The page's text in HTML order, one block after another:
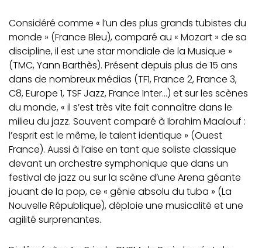
Considéré comme « l’un des plus grands tubistes du
monde » (France Bleu), comparé au « Mozart » de sa
discipline, il est une star mondiale de la Musique »
(TMC, Yann Barthès). Présent depuis plus de 15 ans
dans de nombreux médias (TF1, France 2, France 3,
C8, Europe 1, TSF Jazz, France Inter…) et sur les scènes
du monde, « il s’est très vite fait connaître dans le
milieu du jazz. Souvent comparé à Ibrahim Maalouf :
l’esprit est le même, le talent identique » (Ouest
France). Aussi à l’aise en tant que soliste classique
devant un orchestre symphonique que dans un
festival de jazz ou sur la scène d’une Arena géante
jouant de la pop, ce « génie absolu du tuba » (La
Nouvelle République), déploie une musicalité et une
agilité surprenantes.